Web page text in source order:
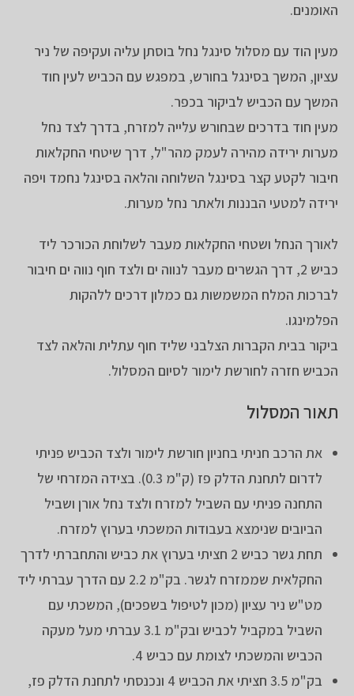
האומנים.
מעין הוד עם מסלול סינגל נחל בוסתן עליה ועקיפה של ניר
עציון, המשך בסינגל בחורש, במפגש עם הכביש לעין חוד
המשך עם הכביש לביקור בכפר.
מעין חוד בדרכים שבחורש עלייה למזרח, בדרך לצד נחל
מערות ירידה מהירה לעמק מהר"ל, דרך שיטחי החקלאות
חיבור לקטע קצר בסינגל השלוחה והלאה בסינגל נחמד ויפה
ירידה למטעי הבננות ולאתר נחל מערות.
לאורך הנחל ושטחי החקלאות מעבר לשלוחת הכורכר ליד
כביש 2, דרך הגשרים מעבר לנווה ים ולצד חוף נווה ים חיבור
לברכות המלח המשמשות גם כמלון דרכים ללהקות
הפלמינגו.
ביקור בבית הקברות הצלבני שליד חוף עתלית והלאה לצד
הכביש חזרה לחורשת לימור לסיום המסלול.
תאור המסלול
את הרכב חניתי בחניון חורשת לימור ולצד הכביש פניתי
לדרום לתחנת הדלק פז (ק"מ 0.3). בצידה המזרחי של
התחנה פניתי עם השביל למזרח ולצד נחל אורן ושביל
הביובים שנימצא בעבודות המשכתי בערוץ למזרח.
תחת גשר כביש 2 חציתי בערוץ את כביש והתחברתי לדרך
החקלאית שממזרח לגשר. בק"מ 2.2 עם הדרך עברתי ליד
מט"ש ניר עציון (מכון לטיפול בשפכים), המשכתי עם
השביל במקביל לכביש ובק"מ 3.1 עברתי מעל מעקה
הכביש והמשכתי לצומת עם כביש 4.
בק"מ 3.5 חציתי את הכביש 4 ונכנסתי לתחנת הדלק פז,